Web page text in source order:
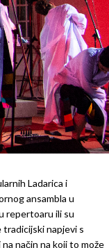
Ladarica i
ansambla u
repertoaru ili su
napjevi s
način na koji to može